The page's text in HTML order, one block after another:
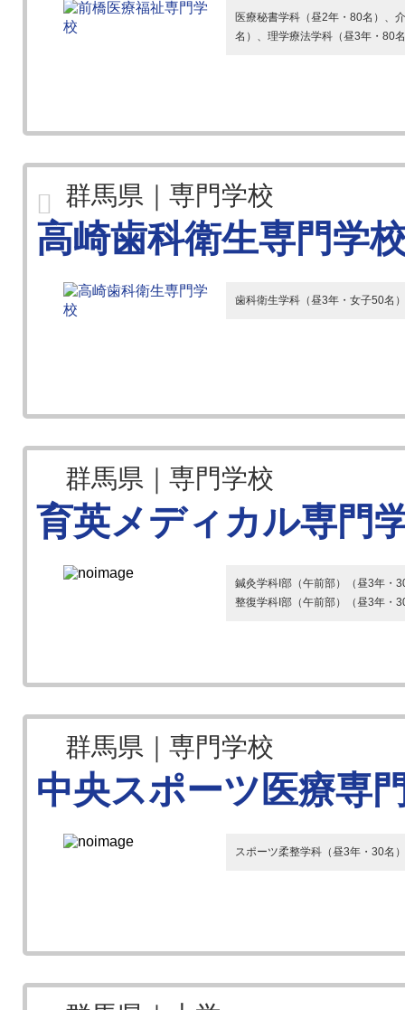
医療秘書学科（昼2年・80名）、
名）、理学療法学科（昼3年・80
群馬県｜専門学校
高崎歯科衛生専門学
歯科衛生学科（昼3年・女子50名）
群馬県｜専門学校
育英メディカル専門
鍼灸学科I部（午前部）（昼3年・
整復学科I部（午前部）（昼3年・
群馬県｜専門学校
中央スポーツ医療専
スポーツ柔整学科（昼3年・30名）